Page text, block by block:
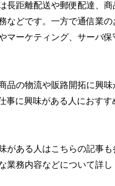
長距離配送や郵便配達、
などです。一方で通信業
マーケティング、サーバ保
品の物流や販路開拓に興味
事に興味がある人におすす
がある人はこちらの記事
業務内容などについて詳